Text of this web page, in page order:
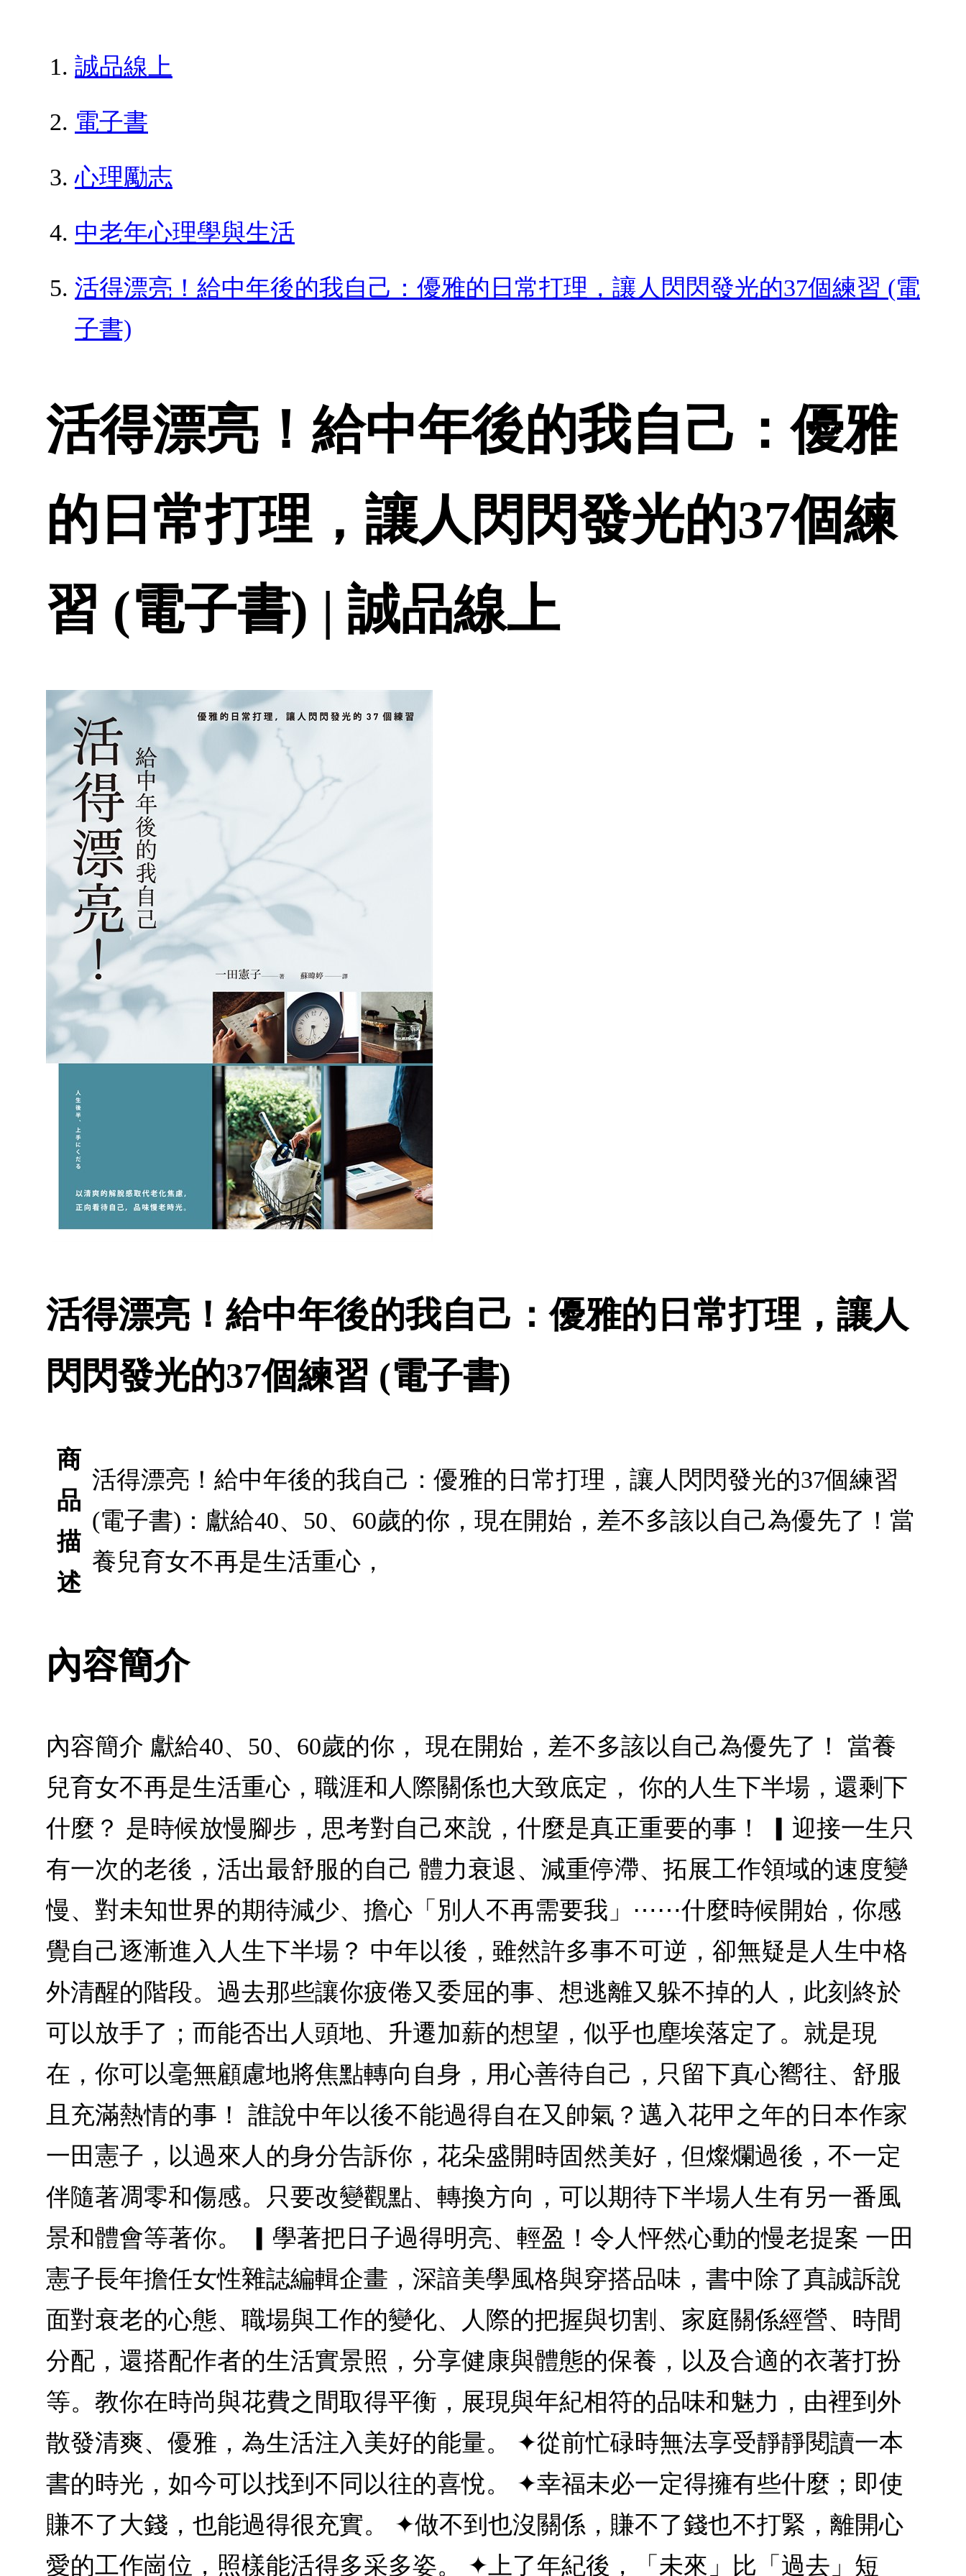
誠品線上
電子書
心理勵志
中老年心理學與生活
活得漂亮！給中年後的我自己：優雅的日常打理，讓人閃閃發光的37個練習 (電
子書)
活得漂亮！給中年後的我自己：優雅
的日常打理，讓人閃閃發光的37個練
習 (電子書) | 誠品線上
活得漂亮！給中年後的我自己：優雅的日常打理，讓人
閃閃發光的37個練習 (電子書)
商
品
描
述
活得漂亮！給中年後的我自己：優雅的日常打理，讓人閃閃發光的37個練習
(電子書)：獻給40、50、60歲的你，現在開始，差不多該以自己為優先了！當
養兒育女不再是生活重心，
內容簡介
內容簡介 獻給40、50、60歲的你， 現在開始，差不多該以自己為優先了！ 當養
兒育女不再是生活重心，職涯和人際關係也大致底定， 你的人生下半場，還剩下
什麼？ 是時候放慢腳步，思考對自己來說，什麼是真正重要的事！ ▎迎接一生只
有一次的老後，活出最舒服的自己 體力衰退、減重停滯、拓展工作領域的速度變
慢、對未知世界的期待減少、擔心「別人不再需要我」⋯⋯什麼時候開始，你感
覺自己逐漸進入人生下半場？ 中年以後，雖然許多事不可逆，卻無疑是人生中格
外清醒的階段。過去那些讓你疲倦又委屈的事、想逃離又躲不掉的人，此刻終於
可以放手了；而能否出人頭地、升遷加薪的想望，似乎也塵埃落定了。就是現
在，你可以毫無顧慮地將焦點轉向自身，用心善待自己，只留下真心嚮往、舒服
且充滿熱情的事！ 誰說中年以後不能過得自在又帥氣？邁入花甲之年的日本作家
一田憲子，以過來人的身分告訴你，花朵盛開時固然美好，但燦爛過後，不一定
伴隨著凋零和傷感。只要改變觀點、轉換方向，可以期待下半場人生有另一番風
景和體會等著你。 ▎學著把日子過得明亮、輕盈！令人怦然心動的慢老提案 一田
憲子長年擔任女性雜誌編輯企畫，深諳美學風格與穿搭品味，書中除了真誠訴說
面對衰老的心態、職場與工作的變化、人際的把握與切割、家庭關係經營、時間
分配，還搭配作者的生活實景照，分享健康與體態的保養，以及合適的衣著打扮
等。教你在時尚與花費之間取得平衡，展現與年紀相符的品味和魅力，由裡到外
散發清爽、優雅，為生活注入美好的能量。 ✦從前忙碌時無法享受靜靜閱讀一本
書的時光，如今可以找到不同以往的喜悅。 ✦幸福未必一定得擁有些什麼；即使
賺不了大錢，也能過得很充實。 ✦做不到也沒關係，賺不了錢也不打緊，離開心
愛的工作崗位，照樣能活得多采多姿。 ✦上了年紀後，「未來」比「過去」短